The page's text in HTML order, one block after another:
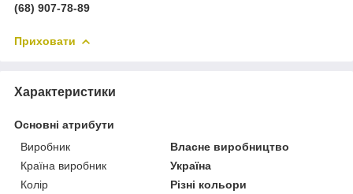
(68) 907-78-89
Приховати
Характеристики
Основні атрибути
Виробник
Власне виробництво
Країна виробник
Україна
Колір
Різні кольори